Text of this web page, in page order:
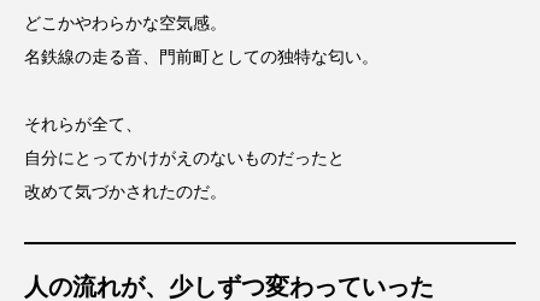
どこかやわらかな空気感。
名鉄線の走る音、門前町としての独特な匂い。
それらが全て、
自分にとってかけがえのないものだったと
改めて気づかされたのだ。
人の流れが、少しずつ変わっていった